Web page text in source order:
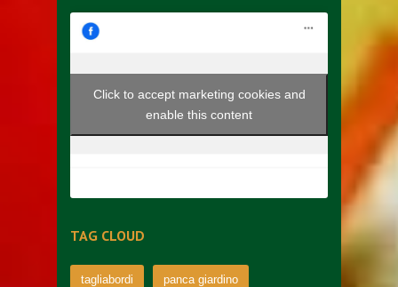
Click to accept marketing cookies and
enable this content
TAG CLOUD
tagliabordi panca giardino